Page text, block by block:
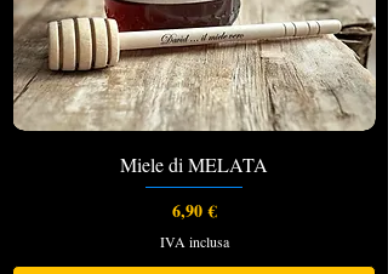
Miele di MELATA
Prezzo
6,90 €
IVA inclusa